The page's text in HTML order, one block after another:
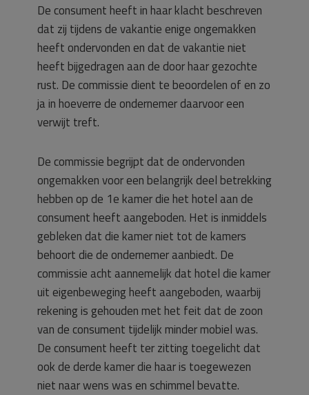
De consument heeft in haar klacht beschreven
dat zij tijdens de vakantie enige ongemakken
heeft ondervonden en dat de vakantie niet
heeft bijgedragen aan de door haar gezochte
rust. De commissie dient te beoordelen of en zo
ja in hoeverre de ondernemer daarvoor een
verwijt treft.
De commissie begrijpt dat de ondervonden
ongemakken voor een belangrijk deel betrekking
hebben op de 1e kamer die het hotel aan de
consument heeft aangeboden. Het is inmiddels
gebleken dat die kamer niet tot de kamers
behoort die de ondernemer aanbiedt. De
commissie acht aannemelijk dat hotel die kamer
uit eigenbeweging heeft aangeboden, waarbij
rekening is gehouden met het feit dat de zoon
van de consument tijdelijk minder mobiel was.
De consument heeft ter zitting toegelicht dat
ook de derde kamer die haar is toegewezen
niet naar wens was en schimmel bevatte.